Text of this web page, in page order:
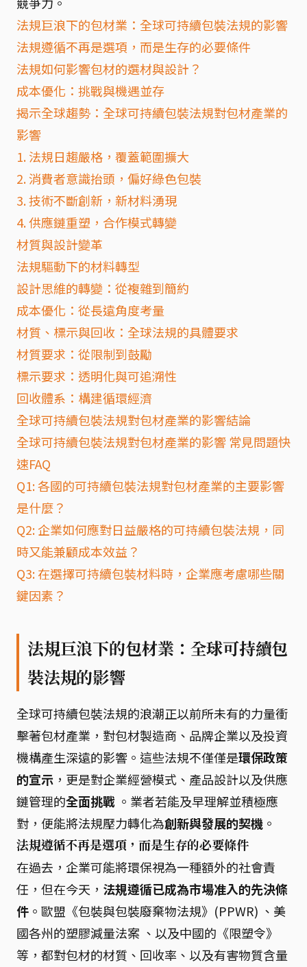
法規巨浪下的包材業：全球可持續包裝法規的影響
法規遵循不再是選項，而是生存的必要條件
法規如何影響包材的選材與設計？
成本優化：挑戰與機遇並存
揭示全球趨勢：全球可持續包裝法規對包材產業的
影響
1. 法規日趨嚴格，覆蓋範圍擴大
2. 消費者意識抬頭，偏好綠色包裝
3. 技術不斷創新，新材料湧現
4. 供應鏈重塑，合作模式轉變
材質與設計變革
法規驅動下的材料轉型
設計思維的轉變：從複雜到簡約
成本優化：從長遠角度考量
材質、標示與回收：全球法規的具體要求
材質要求：從限制到鼓勵
標示要求：透明化與可追溯性
回收體系：構建循環經濟
全球可持續包裝法規對包材產業的影響結論
全球可持續包裝法規對包材產業的影響 常見問題快
速FAQ
Q1: 各國的可持續包裝法規對包材產業的主要影響
是什麼？
Q2: 企業如何應對日益嚴格的可持續包裝法規，同
時又能兼顧成本效益？
Q3: 在選擇可持續包裝材料時，企業應考慮哪些關
鍵因素？
法規巨浪下的包材業：全球可持續包
裝法規的影響
全球可持續包裝法規的浪潮正以前所未有的力量衝
擊著包材產業，對包材製造商、品牌企業以及投資
機構產生深遠的影響。這些法規不僅僅是環保政策
的宣示 ，更是對企業經營模式、產品設計以及供應
鏈管理的全面挑戰 。業者若能及早理解並積極應
對，便能將法規壓力轉化為創新與發展的契機 。
法規遵循不再是選項，而是生存的必要條件
在過去，企業可能將環保視為一種額外的社會責
任，但在今天， 法規遵循已成為市場准入的先決條
件 。歐盟《包裝與包裝廢棄物法規》(PPWR) 、美
國各州的塑膠減量法案 、以及中國的《限塑令》
等，都對包材的材質、回收率、以及有害物質含量